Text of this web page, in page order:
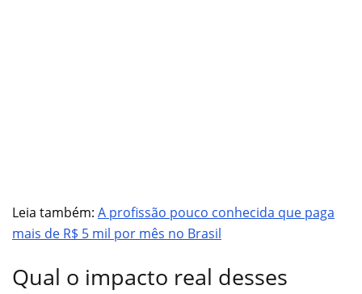
Leia também: A profissão pouco conhecida que paga
mais de R$ 5 mil por mês no Brasil
Qual o impacto real desses